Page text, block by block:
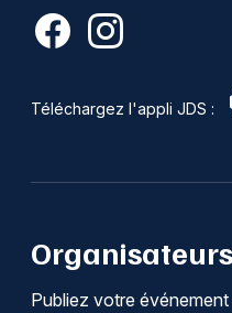
Téléchargez l'appli JDS :
Organisateurs
Publiez votre